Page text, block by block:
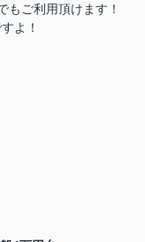
もご利用頂けます！
よ！